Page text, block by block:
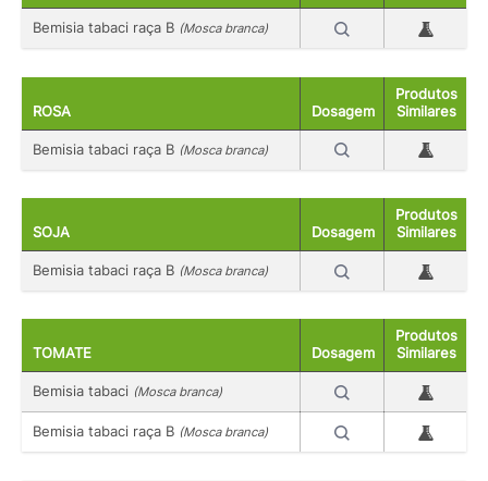
Bemisia tabaci raça B (Mosca branca)
ROSA Dosagem
Produtos
Similares
Bemisia tabaci raça B (Mosca branca)
SOJA Dosagem
Produtos
Similares
Bemisia tabaci raça B (Mosca branca)
TOMATE Dosagem
Produtos
Similares
Bemisia tabaci (Mosca branca)
Bemisia tabaci raça B (Mosca branca)